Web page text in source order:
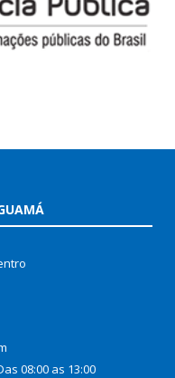
08:00 as 13:00